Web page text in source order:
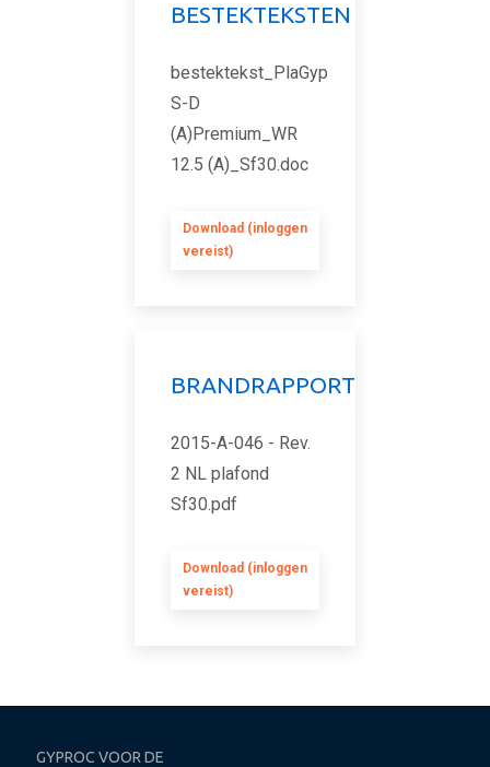
BESTEKTEKSTEN
bestektekst_PlaGyp
S-D
(A)Premium_WR
12.5 (A)_Sf30.doc
Download (inloggen
vereist)
BRANDRAPPORT
2015-A-046 - Rev.
2 NL plafond
Sf30.pdf
Download (inloggen
vereist)
GYPROC VOOR DE